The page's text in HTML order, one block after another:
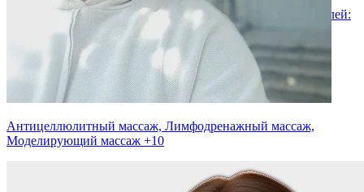
Все процедуры подбираю с учётом твоих ощущений и целей:
если сегодня тебе важнее расслабиться, чем «проработать
объёмы» — мы сделаем именно так.
Антицеллюлитный массаж, Лимфодренажный массаж,
Моделирующий массаж +10